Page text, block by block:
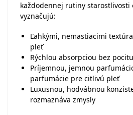
každodennej rutiny starostlivosti
vyznačujú:
Ľahkými, nemastiacimi
pleť
Rýchlou absorpciou bez
Príjemnou, jemnou
parfumácie pre citlivú pleť
Luxusnou, hodvábnou
rozmaznáva zmysly